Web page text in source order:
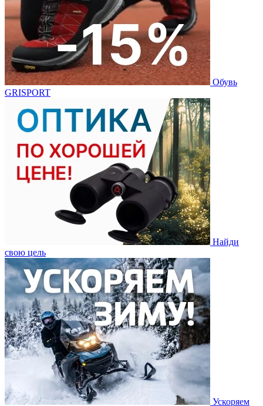
Обувь
GRISPORT
Найди
свою цель
Ускоряем